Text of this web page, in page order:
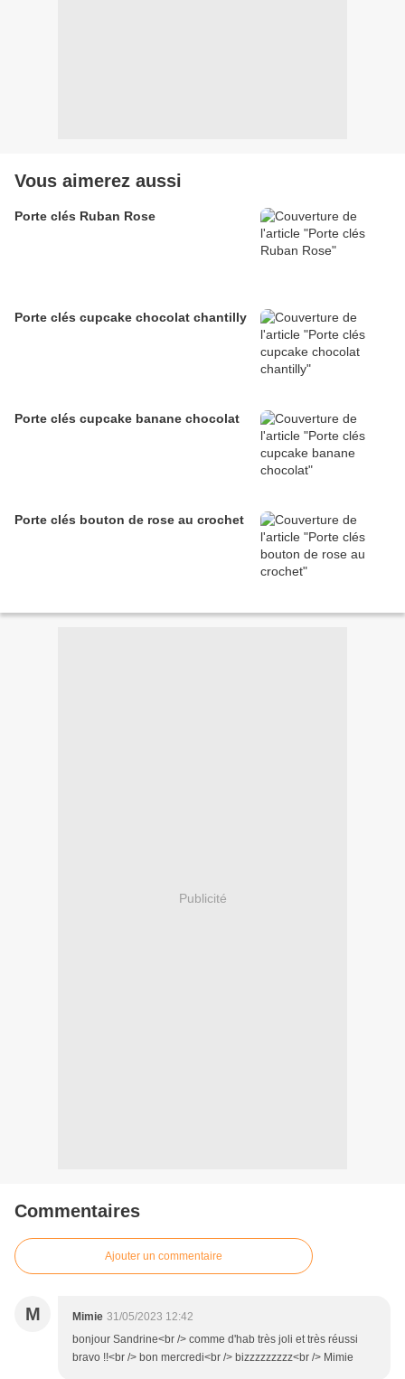
Vous aimerez aussi
Porte clés Ruban Rose
Porte clés cupcake chocolat chantilly
Porte clés cupcake banane chocolat
Porte clés bouton de rose au crochet
Publicité
Commentaires
Ajouter un commentaire
M Mimie 31/05/2023 12:42
bonjour Sandrine<br /> comme d'hab très joli et très réussi
bravo !!<br /> bon mercredi<br /> bizzzzzzzzz<br /> Mimie